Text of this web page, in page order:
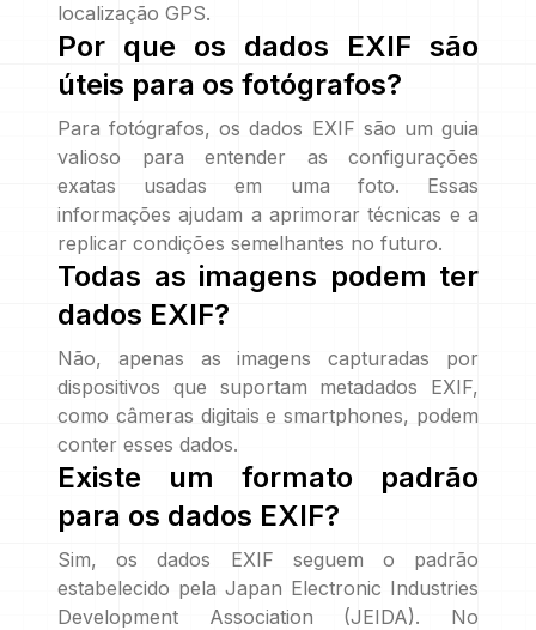
localização GPS.
Por que os dados EXIF são
úteis para os fotógrafos?
Para fotógrafos, os dados EXIF são um guia
valioso para entender as configurações
exatas usadas em uma foto. Essas
informações ajudam a aprimorar técnicas e a
replicar condições semelhantes no futuro.
Todas as imagens podem ter
dados EXIF?
Não, apenas as imagens capturadas por
dispositivos que suportam metadados EXIF,
como câmeras digitais e smartphones, podem
conter esses dados.
Existe um formato padrão
para os dados EXIF?
Sim, os dados EXIF seguem o padrão
estabelecido pela Japan Electronic Industries
Development Association (JEIDA). No